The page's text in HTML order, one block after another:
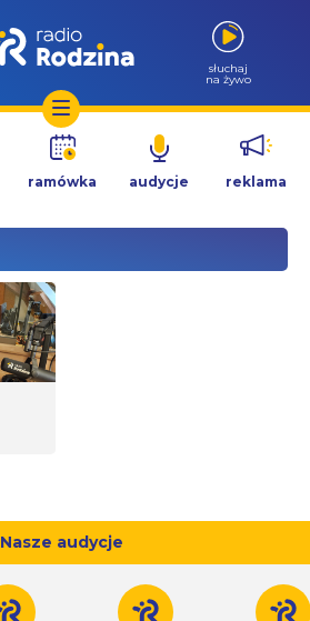
słuchaj
na żywo
ramówka audycje reklama
Nasze audycje